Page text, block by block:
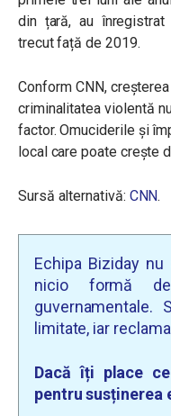
din țară, au
trecut față de 2019.
Conform CNN,
criminalitatea violentă
factor. Omuciderile și
local care poate crește
Sursă alternativă: CNN.
Echipa Biziday
nicio formă
guvernamentale.
limitate, iar
Dacă îți place
pentru susținerea